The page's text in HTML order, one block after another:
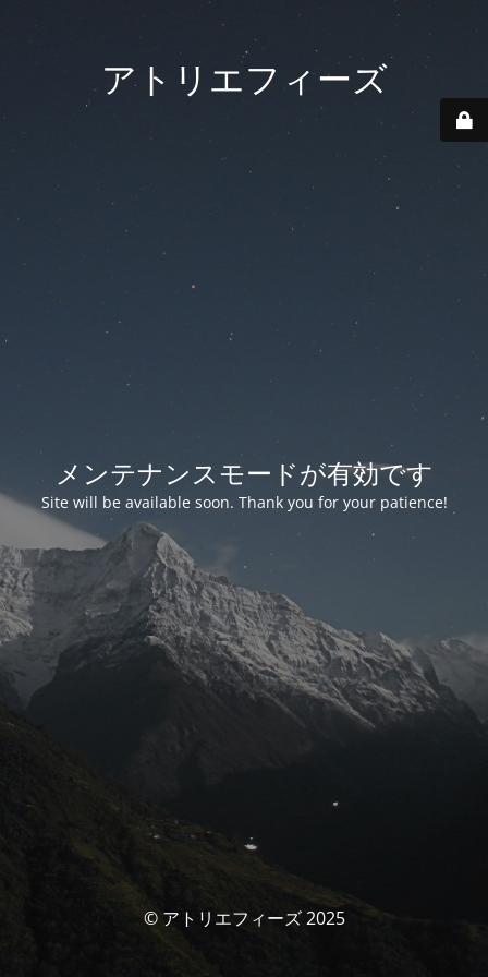
アトリエフィーズ
メンテナンスモードが有効です
Site will be available soon. Thank you for your patience!
© アトリエフィーズ 2025